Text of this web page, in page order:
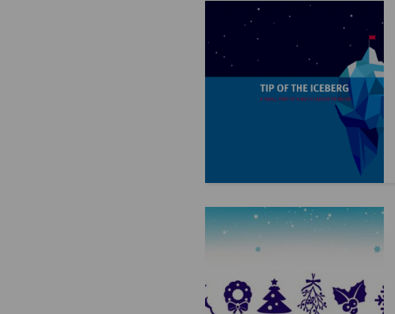
intentar esas notas altas que parecen
imposibles)! Pero, además de su
encantadora melodía, hay un tesoro
escondido en su letra: ¡la oportunidad
perfecta para repasar gramática!...